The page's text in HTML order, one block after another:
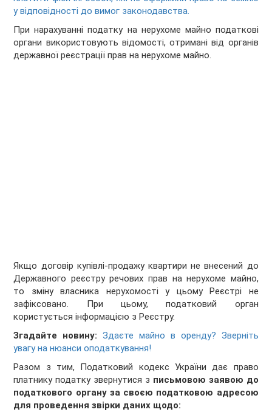
у відповідності до вимог законодавства.
При нарахуванні податку на нерухоме майно податкові
органи використовують відомості, отримані від органів
державної реєстрації прав на нерухоме майно.
Якщо договір купівлі-продажу квартири не внесений до
Державного реєстру речових прав на нерухоме майно,
то зміну власника нерухомості у цьому Реєстрі не
зафіксовано. При цьому, податковий орган
користується інформацією з Реєстру.
Згадайте новину: Здаєте майно в оренду? Зверніть
увагу на нюанси оподаткування!
Разом з тим, Податковий кодекс України дає право
платнику податку звернутися з письмовою заявою до
податкового органу за своєю податковою адресою
для проведення звірки даних щодо: